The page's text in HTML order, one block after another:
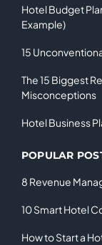
Hotel Budget
Example)
15
The 15 Biggest
Misconceptions
Hotel Business
POPULAR
8 Revenue
10 Smart Hotel
How to Start a